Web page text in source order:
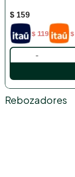
$ 159
$ 119 $
-
Rebozadores